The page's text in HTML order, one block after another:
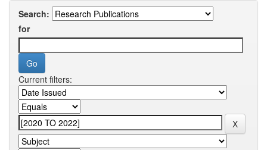
Search:
for
Current filters: